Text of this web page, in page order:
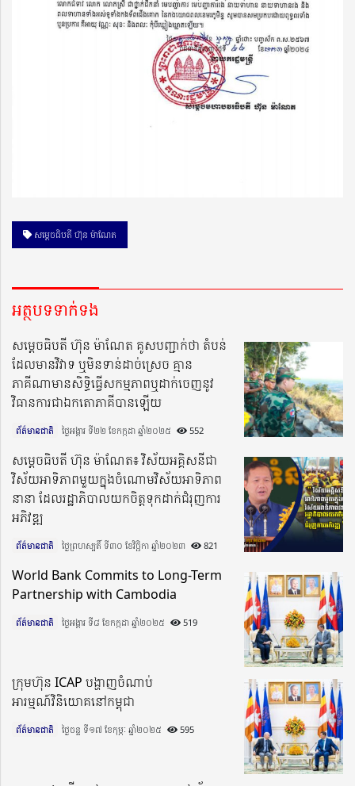
សម្ដេចធិបតី ហ៊ុន ម៉ាណែត
អត្ថបទទាក់ទង
សម្ដេចធិបតី ហ៊ុន ម៉ាណែត គូសបញ្ជាក់ថា តំបន់
ដែលមានវិវាទ ឬមិនទាន់ដាច់ស្រេច គ្មាន
ភាគីណាមានសិទ្ធិធ្វើសកម្មភាពឬដាក់ចេញនូវ
វិធានការជាឯកតោភាគីបានឡើយ
ព័ត៌មានជាតិ ថ្ងៃអង្គារ ទី២២ ខែកក្កដា ឆ្នាំ២០២៥​ 552
សម្តេចធិបតី ហ៊ុន ម៉ាណែត៖ វិស័យអគ្គិសនីជា
វិស័យអាទិភាពមួយក្នុងចំណោមវិស័យអាទិភាព
នានា ដែលរដ្ឋាភិបាលយកចិត្តទុកដាក់ជំរុញការ
អភិវឌ្ឍ
ព័ត៌មានជាតិ ថ្ងៃព្រហស្បតិ៍ ទី៣០ ខែវិច្ឆិកា ឆ្នាំ២០២៣​ 821
World Bank Commits to Long-Term
Partnership with Cambodia
ព័ត៌មានជាតិ ថ្ងៃអង្គារ ទី៨ ខែកក្កដា ឆ្នាំ២០២៥​ 519
ក្រុមហ៊ុន ICAP បង្ហាញចំណាប់
អារម្មណ៍វិនិយោគនៅកម្ពុជា
ព័ត៌មានជាតិ ថ្ងៃចន្ទ ទី១៧ ខែកុម្ភៈ ឆ្នាំ២០២៥​ 595